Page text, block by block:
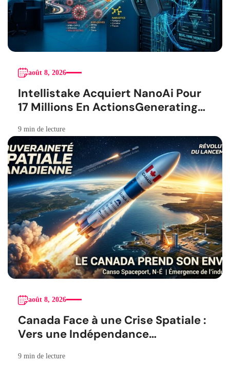
août 8, 2026
Intellistake Acquiert NanoAi Pour
17 Millions En ActionsGenerating
9 min de lecture
août 8, 2026
Canada Face à une Crise Spatiale :
Vers une Indépendance
9 min de lecture